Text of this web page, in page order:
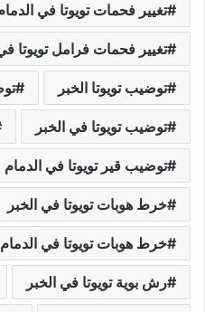
تغيير فحمات تويوتا في
تغيير فحمات فرامل تويوتا
توضيب تويوتا الخبر
توضيب تويوتا في الخبر
توضيب قير تويوتا في الدمام
خرط هوبات تويوتا في الخبر
خرط هوبات تويوتا في الدمام
رش بوية تويوتا في الخبر